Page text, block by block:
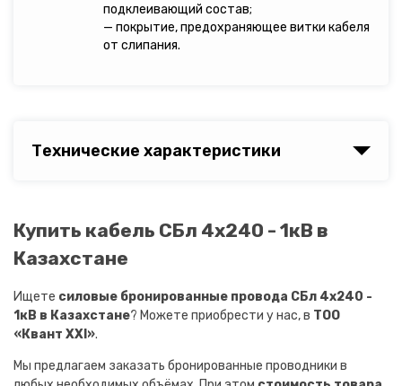
подклеивающий состав;
— покрытие, предохраняющее витки кабеля
от слипания.
Технические характеристики
Купить кабель СБл 4х240 - 1кВ в
Казахстане
Ищете силовые бронированные провода СБл 4х240 -
1кВ в Казахстане? Можете приобрести у нас, в ТОО
«Квант XXI».
Мы предлагаем заказать бронированные проводники в